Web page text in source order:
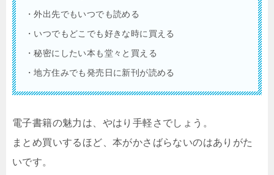
・外出先でもいつでも読める
・いつでもどこでも好きな時に買える
・秘密にしたい本も堂々と買える
・地方住みでも発売日に新刊が読める
電子書籍の魅力は、やはり手軽さでしょう。
まとめ買いするほど、本がかさばらないのはありがた
いです。